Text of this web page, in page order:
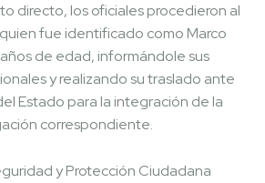
directo, los oficiales procedieron al
fue identificado como Marco
de edad, informándole sus
y realizando su traslado ante
Estado para la integración de la
correspondiente.
y Protección Ciudadana